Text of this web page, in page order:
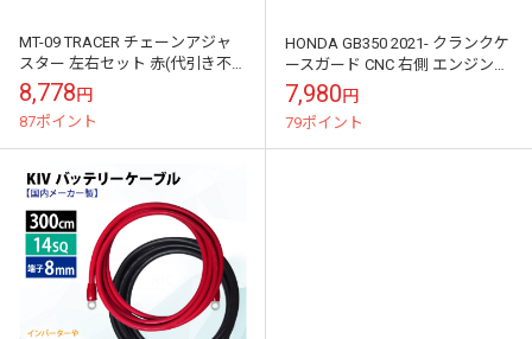
MT-09 TRACER チェーンアジャ
スター 左右セット 赤(代引き不
可)
8,778円
87ポイント
HONDA GB350 2021- クランクケ
ースガード CNC 右側 エンジンカ
バー(代引き不可)
7,980円
79ポイント